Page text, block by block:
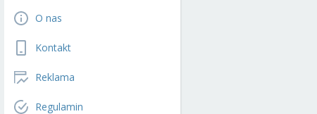
O nas
Kontakt
Reklama
Regulamin